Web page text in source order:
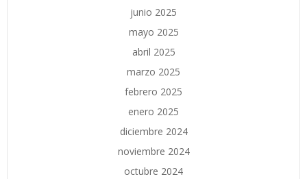
junio 2025
mayo 2025
abril 2025
marzo 2025
febrero 2025
enero 2025
diciembre 2024
noviembre 2024
octubre 2024